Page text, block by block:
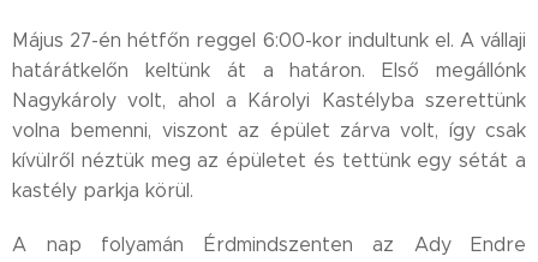
Május 27-én hétfőn reggel 6:00-kor indultunk el. A vállaji
határátkelőn keltünk át a határon. Első megállónk
Nagykároly volt, ahol a Károlyi Kastélyba szerettünk
volna bemenni, viszont az épület zárva volt, így csak
kívülről néztük meg az épületet és tettünk egy sétát a
kastély parkja körül.
A nap folyamán Érdmindszenten az Ady Endre